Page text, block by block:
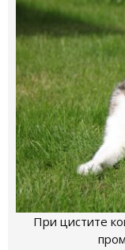
При цистите